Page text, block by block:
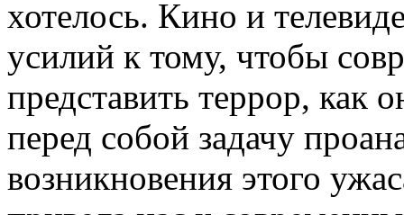
хотелось. Кино и
усилий к тому, чтобы
представить террор, как
перед собой задачу
возникновения этого